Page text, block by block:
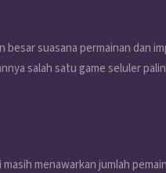
besar suasana permainan dan
salah satu game seluler
menawarkan jumlah